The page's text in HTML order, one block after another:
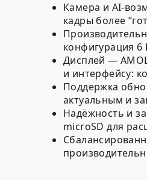
Камера и AI-
кадры более
конфигурация 6
Дисплей —
и интерфейсу:
Поддержка
актуальным и
Надёжность и
microSD для